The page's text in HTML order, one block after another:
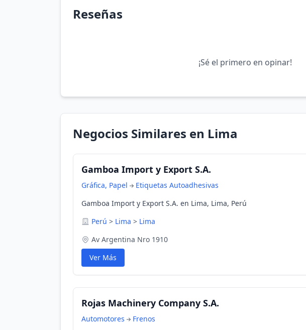
Reseñas
¡Sé el primero en opinar!
Negocios Similares en Lima
Gamboa Import y Export S.A.
Gráfica, Papel
Etiquetas Autoadhesivas
Gamboa Import y Export S.A. en Lima, Lima, Perú
Perú > Lima > Lima
Av Argentina Nro 1910
Ver Más
Rojas Machinery Company S.A.
Automotores
Frenos